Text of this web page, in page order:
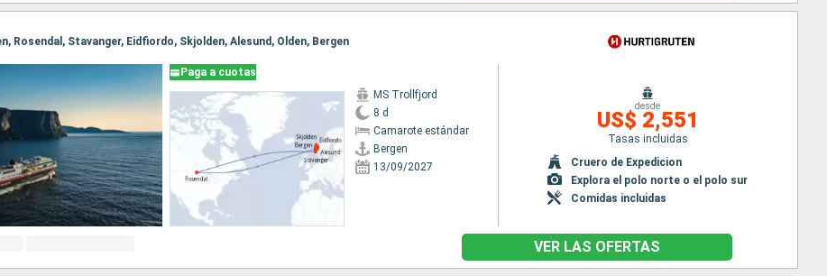
Rosendal, Stavanger, Eidfiordo, Skjolden, Alesund, Olden, Bergen
Paga a cuotas
MS Trollfjord
8 d
Camarote estándar
Bergen
13/09/2027
desde
US$ 2,551
Tasas incluidas
Cruero de Expedicion
Explora el polo norte o el polo sur
Comidas incluidas
VER LAS OFERTAS